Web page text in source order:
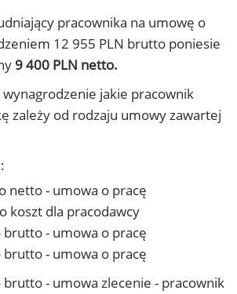
pracownika na umowę o
12 955 PLN brutto poniesie
9 400 PLN netto.
jakie pracownik
zależy od rodzaju umowy zawartej
netto - umowa o pracę
koszt dla pracodawcy
- umowa o pracę
- umowa o pracę
- umowa zlecenie - pracownik